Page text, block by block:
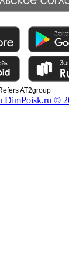
AT2group
©